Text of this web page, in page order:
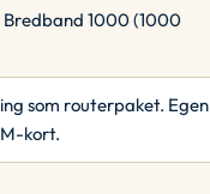
1000 (1000
som routerpaket. Egen
kort.